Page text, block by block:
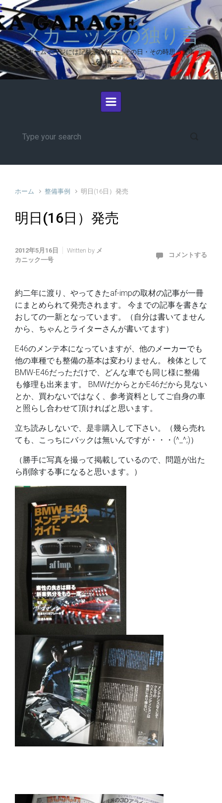
メカニックの独り言
ホームページには記載されない、その日・その時思った事
を・・・。
ホーム 整備事例 明日(16日）発売
明日(16日）発売
2012年5月16日 Written by メ
カニック一号
コメントする
約二年に渡り、やってきたaf-impの取材の記事が一冊
にまとめられて発売されます。 今までの記事を書きな
おしての一新となっています。（自分は書いてません
から、ちゃんとライターさんが書いてます）
E46のメンテ本になっていますが、他のメーカーでも
他の車種でも整備の基本は変わりません。 検体として
BMW-E46だっただけで、どんな車でも同じ様に整備
も修理も出来ます。 BMWだからとかE46だから見ない
とか、買わないではなく、参考資料としてご自身の車
と照らし合わせて頂ければと思います。
立ち読みしないで、是非購入して下さい。（幾ら売れ
ても、こっちにバックは無いんですが・・・(^_^;)）
（勝手に写真を撮って掲載しているので、問題が出た
ら削除する事になると思います。）